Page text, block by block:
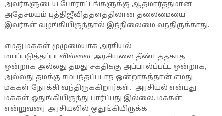
அவர்களுடைய போராட்டங்களுக்கு ஆத்மார்த்தமான
அதேசமயம் புத்திஜீவித்தளத்திலான தலைமையை
இவர்கள் வழங்கியிருந்தால் இந்நிலைமை வந்திருக்காது.
எமது மக்கள் முழுமையாக அரசியல்
மயப்படுத்தப்படவில்லை. அரசியலை தீண்டத்தகாத
ஒன்றாக அல்லது தமது சக்திக்கு அப்பால்ப்பட்ட ஒன்றாக,
அல்லது தமக்கு சம்பந்தப்படாத ஒன்றாகத்தான் எமது
மக்கள் நோக்கி வந்திருக்கிறார்கள். அரசியல் என்பது
மக்கள் ஒதுங்கியிருந்து பார்ப்பது இல்லை. மக்கள்
என்றுவரை அரசியலில் ஒதுங்கியிருக்க